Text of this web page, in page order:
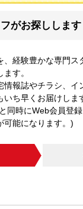
がお探しします
、経験豊かな専門ス
す。
情報誌やチラシ、イ
ち早くお届けしま
同時にWeb会員登
可能になります。)